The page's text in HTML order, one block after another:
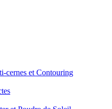
cernes et Contouring